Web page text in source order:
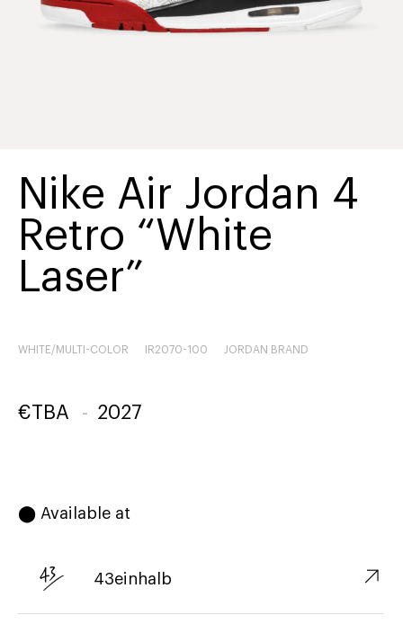
Nike Air Jordan 4
Retro “White
Laser”
WHITE/MULTI-COLOR IR2070-100 JORDAN BRAND
€TBA - 2027
⬤ Available at
43einhalb ↗︎